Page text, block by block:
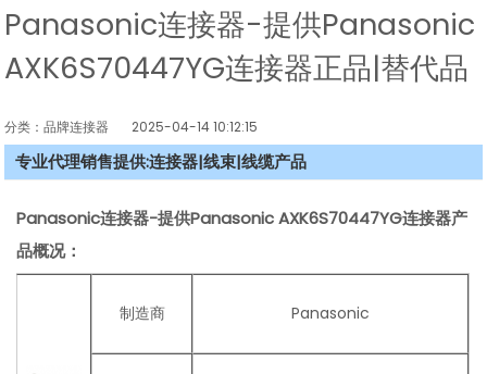
Panasonic连接器-提供Panasonic
AXK6S70447YG连接器正品|替代品
分类：品牌连接器 2025-04-14 10:12:15
专业代理销售提供:连接器|线束|线缆产品
Panasonic连接器-提供Panasonic AXK6S70447YG连接器产
品概况：
制造商 Panasonic